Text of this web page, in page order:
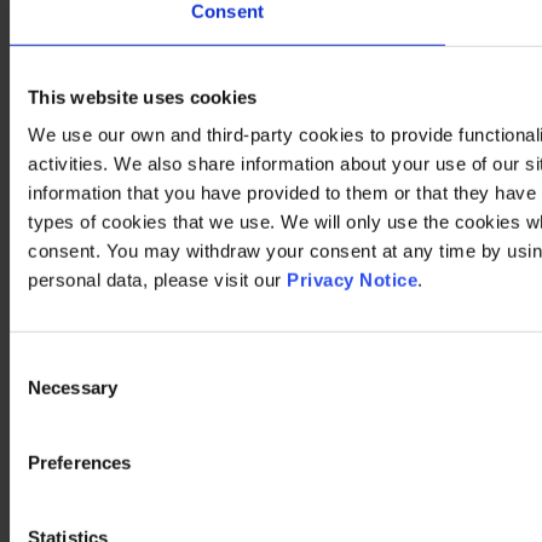
Consent
This website uses cookies
We use our own and third-party cookies to provide
activities. We also share information about your use of our
information that you have provided to them or that they
types of cookies that we use. We will only use the cookies
consent. You may withdraw your consent at any time by
personal data, please visit our Privacy Notice.
Selection
Necessary
Preferences
Statistics